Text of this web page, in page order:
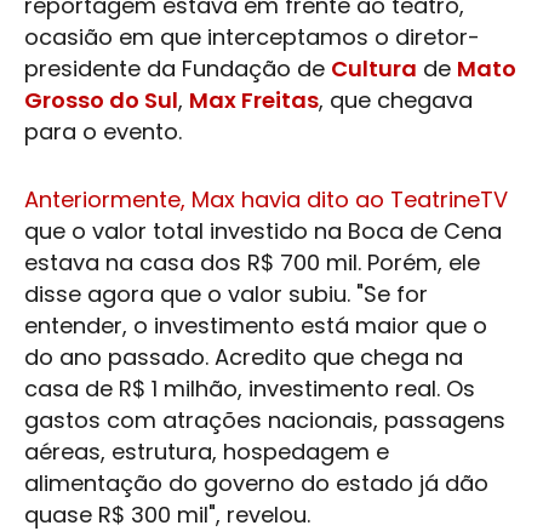
ocasião em que interceptamos o diretor-
presidente da Fundação de Cultura de Mato
Grosso do Sul, Max Freitas, que chegava
para o evento.
Anteriormente, Max havia dito ao TeatrineTV
que o valor total investido na Boca de Cena
estava na casa dos R$ 700 mil. Porém, ele
disse agora que o valor subiu. "Se for
entender, o investimento está maior que o
do ano passado. Acredito que chega na
casa de R$ 1 milhão, investimento real. Os
gastos com atrações nacionais, passagens
aéreas, estrutura, hospedagem e
alimentação do governo do estado já dão
quase R$ 300 mil", revelou.